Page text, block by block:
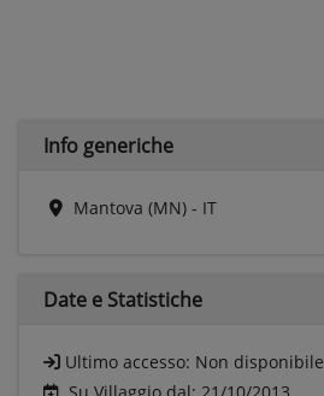
Info generiche
Mantova (MN) - IT
Date e Statistiche
Ultimo accesso: Non disponibile